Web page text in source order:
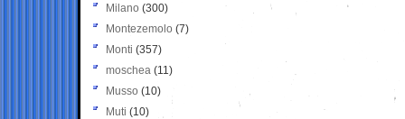
Milano (300)
Montezemolo (7)
Monti (357)
moschea (11)
Musso (10)
Muti (10)